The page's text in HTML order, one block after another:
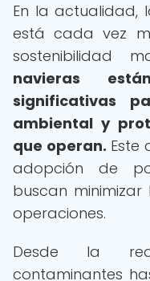
En la actualidad,
está cada vez
sostenibilidad
navieras
significativas
ambiental y
que operan. Este
adopción de
buscan
operaciones.
Desde la
contaminantes